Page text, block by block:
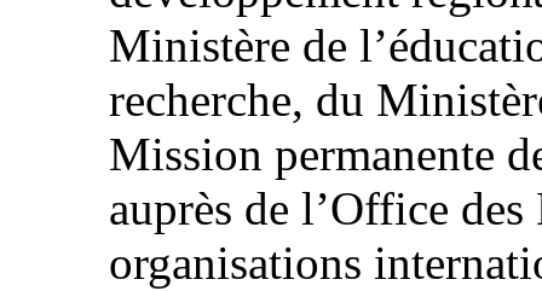
Ministère de
recherche, du
Mission permanente
auprès de l’Office
organisations